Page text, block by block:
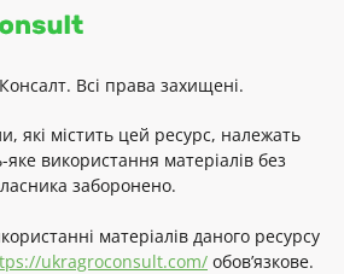
Всі права захищені.
які містить цей ресурс, належать
використання матеріалів без
заборонено.
матеріалів даного ресурсу
ukragroconsult.com/ обов’язкове.